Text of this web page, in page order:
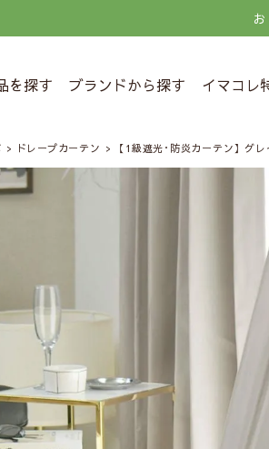
を探す ブランドから探す イマコレ
ドレープカーテン 【1級遮光･防炎カーテン】グレ